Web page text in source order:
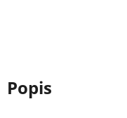
Popis